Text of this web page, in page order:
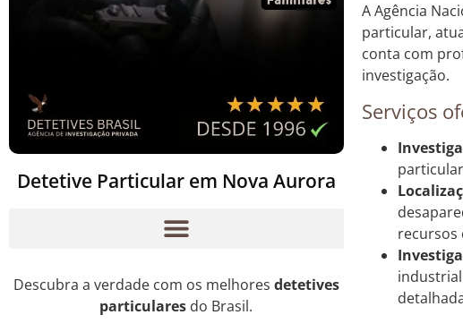
Detetive Particular em Nova Aurora
Descubra a verdade com os melhores detetives
particulares do Brasil.
A Agência
particular,
conta com
investigação.
Serviços
recursos